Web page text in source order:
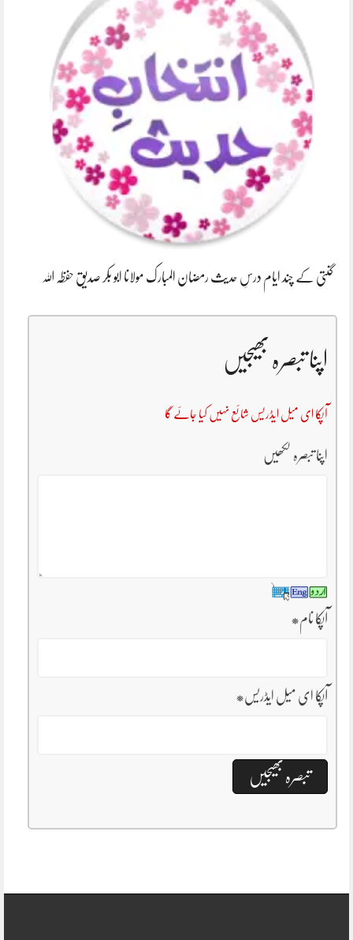
گنتی کے چند ایام درسِ حدیث رمضان المبارک مولانا ابو بکر صدیق حفظہ اللہ
اپنا تبصرہ بھیجیں
آپکا ای میل ایڈریس شائع نہیں کیا جائے گا
اپنا تبصرہ لکھیں
آپکا نام*
آپکا ای میل ایڈریس*